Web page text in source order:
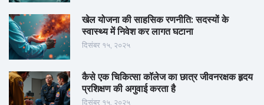
खेल योजना की साहसिक रणनीति: सदस्यों के
स्वास्थ्य में निवेश कर लागत घटाना
दिसंबर १५, २०२५
कैसे एक चिकित्सा कॉलेज का छात्र जीवनरक्षक हृदय
प्रशिक्षण की अगुवाई करता है
दिसंबर १५, २०२५